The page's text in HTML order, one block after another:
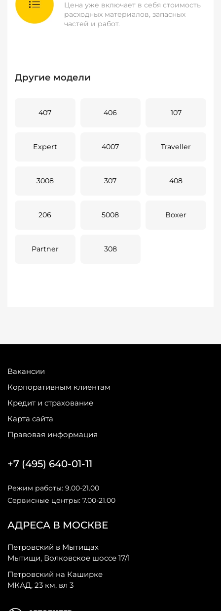
Цена уже включает в себя стоимость
расходных материалов, запасных
частей и работ.
Другие модели
407 406 107
Expert 4007 Traveller
3008 307 408
206 5008 Boxer
Partner 308
Вакансии
Корпоративным клиентам
Кредит и страхование
Карта сайта
Правовая информация
АДРЕСА В МОСКВЕ
Петровский в Мытищах
Мытищи, Волковское шоссе 17/1
Петровский на Каширке
МКАД, 23 км, вл 3
+7 (495) 640-01-11
Режим работы: 9.00-21.00
Сервисные центры: 7.00-21.00